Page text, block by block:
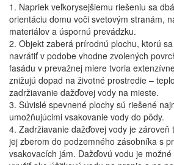
1. Napriek veľkorysejšiemu riešeniu sa
orientáciu domu voči svetovým stranám,
materiálov a úspornú prevádzku.
2. Objekt zaberá prírodnú plochu, ktorú
navrátiť v podobe vhodne zvolených
fasádu v prevažnej miere tvoria
znižujú dopad na životné prostredie –
zadržiavanie dažďovej vody na mieste.
3. Súvislé spevnené plochy sú riešené
umožňujúcimi vsakovanie vody do pôdy.
4. Zadržiavanie dažďovej vody je zároveň
jej zberom do podzemného zásobníka s
vsakovacích jám. Dažďovú vodu je